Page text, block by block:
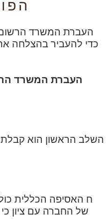
העברת המשרד הרשום
כדי להעביר בהצלחה
השלב הראשון הוא
של החברה עם ציון